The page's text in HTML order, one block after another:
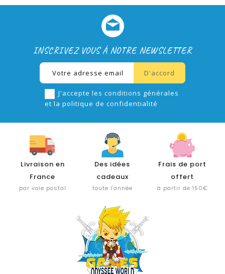
INSCRIVEZ VOUS À NOTRE NEWSLETTER
J'accepte les conditions générales
et la politique de confidentialité
Livraison en
France
par voie postal
Des idées
cadeaux
toute l'année
Frais de port
offert
à partir de 150€